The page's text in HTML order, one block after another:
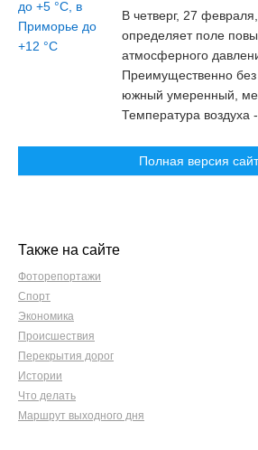
В четверг, 27
определяет поле
атмосферного
Преимущественно без
южный умеренный,
Температура воздуха
Полная версия
Также на сайте
Фоторепортажи
Спорт
Экономика
Происшествия
Перекрытия дорог
Истории
Что делать
Маршрут выходного дня